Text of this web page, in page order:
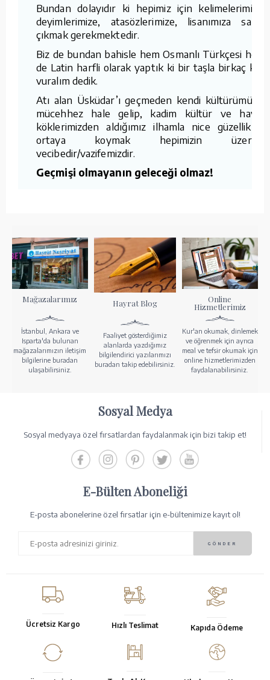
Bundan dolayıdır ki hepimiz için kelimelerimize,
deyimlerimize, atasözlerimize, lisanımıza sahip
çıkmak gerekmektedir.
Biz de bundan bahisle hem Osmanlı Türkçesi hem
de Latin harfli olarak yaptık ki bir taşla birkaç kuş
vuralım dedik.
Atı alan Üsküdar’ı geçmeden kendi kültürümüzle
mücehhez hale gelip, kadim kültür ve hayat
köklerimizden aldığımız ilhamla nice güzellikleri
ortaya koymak hepimizin üzerine
vecibedir/vazifemizdir.
Geçmişi olmayanın geleceği olmaz!
Mağazalarımız
İstanbul, Ankara ve
Isparta'da bulunan
mağazalarımızın iletişim
bilgilerine buradan
ulaşabilirsiniz.
Hayrat Blog
Faaliyet gösterdiğimiz
alanlarda yazdığımız
bilgilendirici yazılarımızı
buradan takip edebilirsiniz.
Online
Hizmetlerimiz
Kur'an okumak, dinlemek
ve öğrenmek için ayrıca
meal ve tefsir okumak için
online hizmetlerimizden
faydalanabilirsiniz.
Sosyal Medya
Sosyal medyaya özel fırsatlardan faydalanmak için bizi takip et!
E-Bülten Aboneliği
E-posta abonelerine özel fırsatlar için e-bültenimize kayıt ol!
Ücretsiz Kargo Hızlı Teslimat Kapıda Ödeme